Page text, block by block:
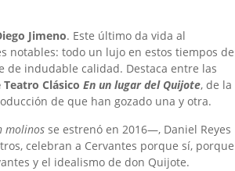
Jimeno. Este último da vida al
notables: todo un lujo en estos tiempos de
de indudable calidad. Destaca entre las
Clásico En un lugar del Quijote, de la
de que han gozado una y otra.
molinos se estrenó en 2016—, Daniel Reyes
celebran a Cervantes porque sí, porque
y el idealismo de don Quijote.